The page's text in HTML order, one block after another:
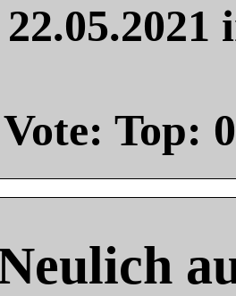
Vote: Top: 0